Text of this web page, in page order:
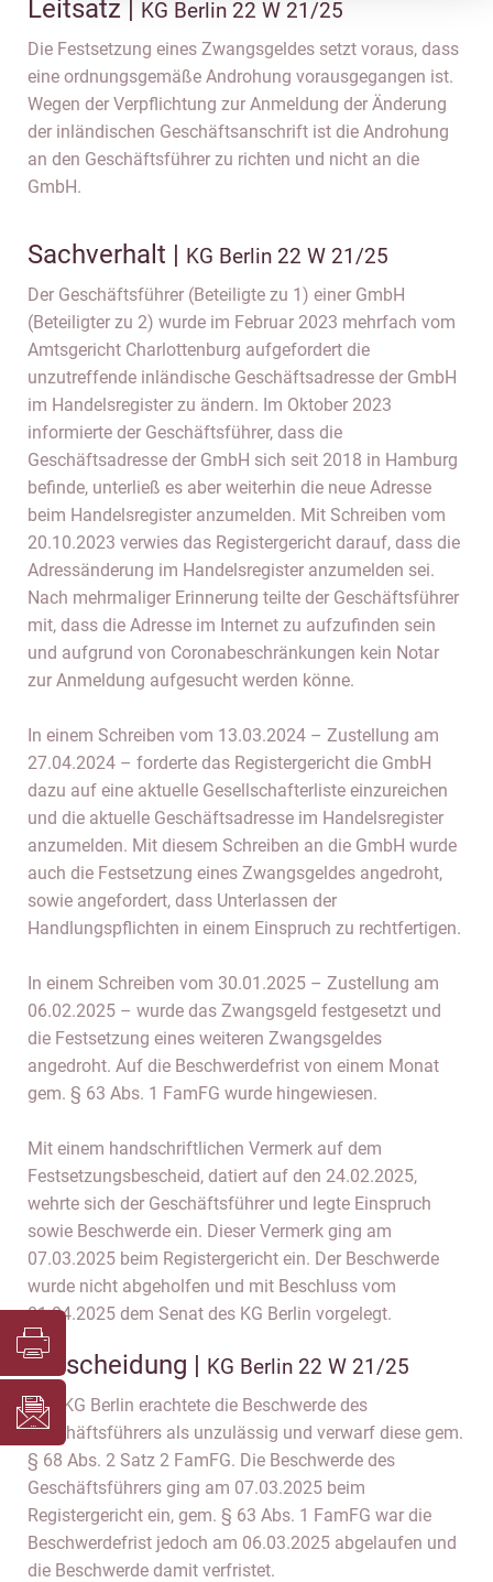
Leitsatz | KG Berlin 22 W 21/25
Die Festsetzung eines Zwangsgeldes setzt voraus, dass
eine ordnungsgemäße Androhung vorausgegangen ist.
Wegen der Verpflichtung zur Anmeldung der Änderung
der inländischen Geschäftsanschrift ist die Androhung
an den Geschäftsführer zu richten und nicht an die
GmbH.
Sachverhalt | KG Berlin 22 W 21/25
Der Geschäftsführer (Beteiligte zu 1) einer GmbH
(Beteiligter zu 2) wurde im Februar 2023 mehrfach vom
Amtsgericht Charlottenburg aufgefordert die
unzutreffende inländische Geschäftsadresse der GmbH
im Handelsregister zu ändern. Im Oktober 2023
informierte der Geschäftsführer, dass die
Geschäftsadresse der GmbH sich seit 2018 in Hamburg
befinde, unterließ es aber weiterhin die neue Adresse
beim Handelsregister anzumelden. Mit Schreiben vom
20.10.2023 verwies das Registergericht darauf, dass die
Adressänderung im Handelsregister anzumelden sei.
Nach mehrmaliger Erinnerung teilte der Geschäftsführer
mit, dass die Adresse im Internet zu aufzufinden sein
und aufgrund von Coronabeschränkungen kein Notar
zur Anmeldung aufgesucht werden könne.
In einem Schreiben vom 13.03.2024 – Zustellung am
27.04.2024 – forderte das Registergericht die GmbH
dazu auf eine aktuelle Gesellschafterliste einzureichen
und die aktuelle Geschäftsadresse im Handelsregister
anzumelden. Mit diesem Schreiben an die GmbH wurde
auch die Festsetzung eines Zwangsgeldes angedroht,
sowie angefordert, dass Unterlassen der
Handlungspflichten in einem Einspruch zu rechtfertigen.
In einem Schreiben vom 30.01.2025 – Zustellung am
06.02.2025 – wurde das Zwangsgeld festgesetzt und
die Festsetzung eines weiteren Zwangsgeldes
angedroht. Auf die Beschwerdefrist von einem Monat
gem. § 63 Abs. 1 FamFG wurde hingewiesen.
Mit einem handschriftlichen Vermerk auf dem
Festsetzungsbescheid, datiert auf den 24.02.2025,
wehrte sich der Geschäftsführer und legte Einspruch
sowie Beschwerde ein. Dieser Vermerk ging am
07.03.2025 beim Registergericht ein. Der Beschwerde
wurde nicht abgeholfen und mit Beschluss vom
01.04.2025 dem Senat des KG Berlin vorgelegt.
Entscheidung | KG Berlin 22 W 21/25
Das KG Berlin erachtete die Beschwerde des
Geschäftsführers als unzulässig und verwarf diese gem.
§ 68 Abs. 2 Satz 2 FamFG. Die Beschwerde des
Geschäftsführers ging am 07.03.2025 beim
Registergericht ein, gem. § 63 Abs. 1 FamFG war die
Beschwerdefrist jedoch am 06.03.2025 abgelaufen und
die Beschwerde damit verfristet.